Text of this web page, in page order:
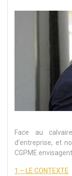
Face au
d’entreprise, et
CGPME
1 – LE CONTEXTE